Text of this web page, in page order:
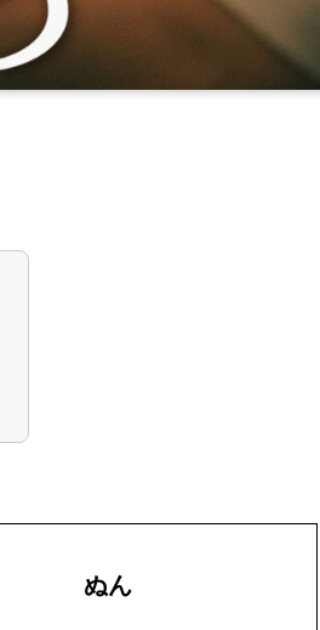
ぬん